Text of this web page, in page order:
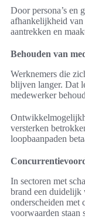
Door persona’s en
afhankelijkheid van
aantrekken en
Behouden van
Werknemers die
blijven langer. Dat
medewerker
versterken
loopbaanpaden
In sectoren met
brand een duidelijk
onderscheiden met
voorwaarden staan